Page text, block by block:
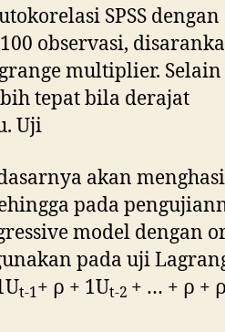
SPSS dengan
observasi,
multiplier.
tepat bila derajat
Uji
akan
pada
model dengan
pada uji
t-1+ ρ + 1Ut-2 + … + ρ +